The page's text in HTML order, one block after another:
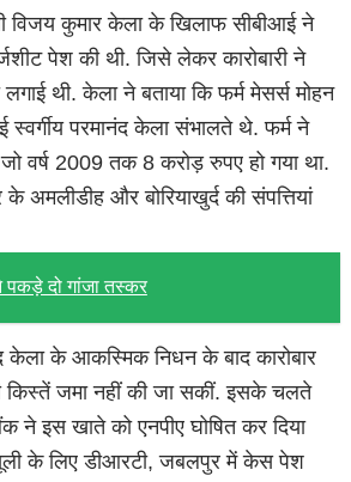
विजय कुमार केला के खिलाफ सीबीआई ने
पेश की थी. जिसे लेकर कारोबारी ने
थी. केला ने बताया कि फर्म मेसर्स मोहन
स्वर्गीय परमानंद केला संभालते थे. फर्म ने
वर्ष 2009 तक 8 करोड़ रुपए हो गया था.
अमलीडीह और बोरियाखुर्द की संपत्तियां
दो गांजा तस्कर
केला के आकस्मिक निधन के बाद कारोबार
किस्तें जमा नहीं की जा सकीं. इसके चलते
ने इस खाते को एनपीए घोषित कर दिया
के लिए डीआरटी, जबलपुर में केस पेश